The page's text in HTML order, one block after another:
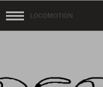
LOCOMOTION